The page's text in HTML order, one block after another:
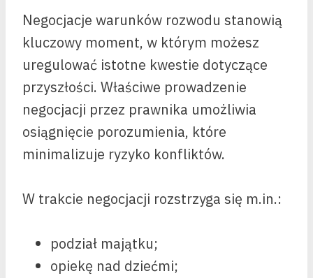
Negocjacje warunków rozwodu stanowią
kluczowy moment, w którym możesz
uregulować istotne kwestie dotyczące
przyszłości. Właściwe prowadzenie
negocjacji przez prawnika umożliwia
osiągnięcie porozumienia, które
minimalizuje ryzyko konfliktów.
W trakcie negocjacji rozstrzyga się m.in.:
podział majątku;
opiekę nad dziećmi;